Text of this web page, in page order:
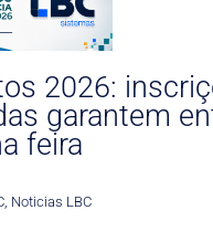
2026:
garantem
feira
Noticias LBC